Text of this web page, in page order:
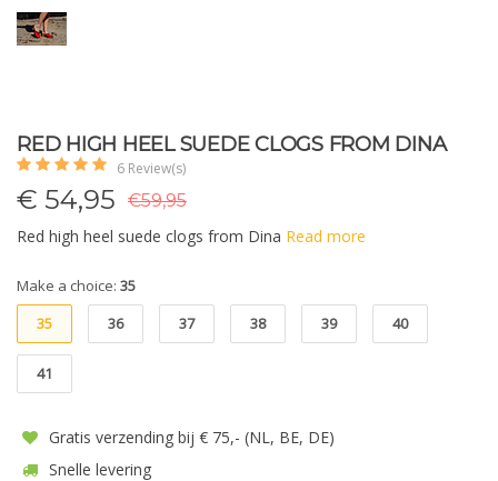
RED HIGH HEEL SUEDE CLOGS FROM DINA
6 Review(s)
€ 54,95
€59,95
Red high heel suede clogs from Dina Read more
Make a choice: 35
35
36 37 38 39 40
41
Gratis verzending bij € 75,- (NL, BE, DE)
Snelle levering